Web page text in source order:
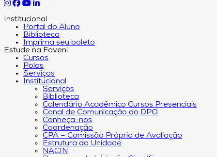
Institucional
Portal do Aluno
Biblioteca
Imprima seu boleto
Estude na Faveni
Cursos
Polos
Serviços
Institucional
Serviços
Biblioteca
Calendário Acadêmico Cursos Presenciais
Canal de Comunicação do DPO
Conheça-nos
Coordenação
CPA – Comissão Própria de Avaliação
Estrutura da Unidade
NACIN